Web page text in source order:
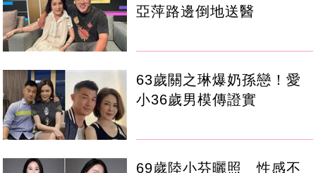
亞萍路邊倒地送醫
63歲關之琳爆奶孫戀！愛
小36歲男模傳證實
69歲陸小芬曬照 性感不